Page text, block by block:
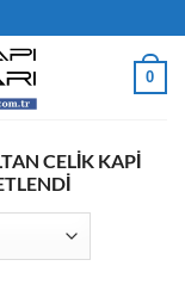
0
CELIK KAPI